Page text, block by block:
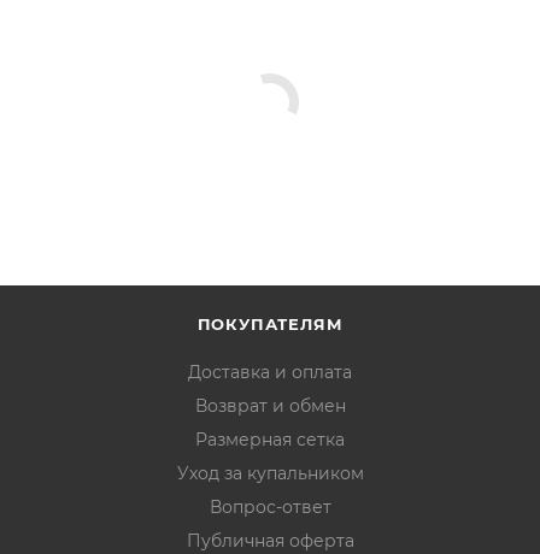
ПОКУПАТЕЛЯМ
Доставка и оплата
Возврат и обмен
Размерная сетка
Уход за купальником
Вопрос-ответ
Публичная оферта